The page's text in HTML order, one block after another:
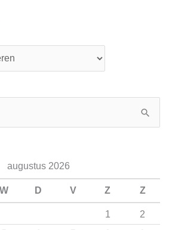
augustus 2026
W D V Z Z
1
2